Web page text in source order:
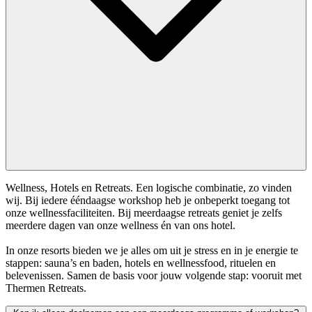
Wellness, Hotels en Retreats. Een logische combinatie, zo vinden
wij. Bij iedere ééndaagse workshop heb je onbeperkt toegang tot
onze wellnessfaciliteiten. Bij meerdaagse retreats geniet je zelfs
meerdere dagen van onze wellness én van ons hotel.
In onze resorts bieden we je alles om uit je stress en in je energie te
stappen: sauna’s en baden, hotels en wellnessfood, rituelen en
belevenissen. Samen de basis voor jouw volgende stap: vooruit met
Thermen Retreats.